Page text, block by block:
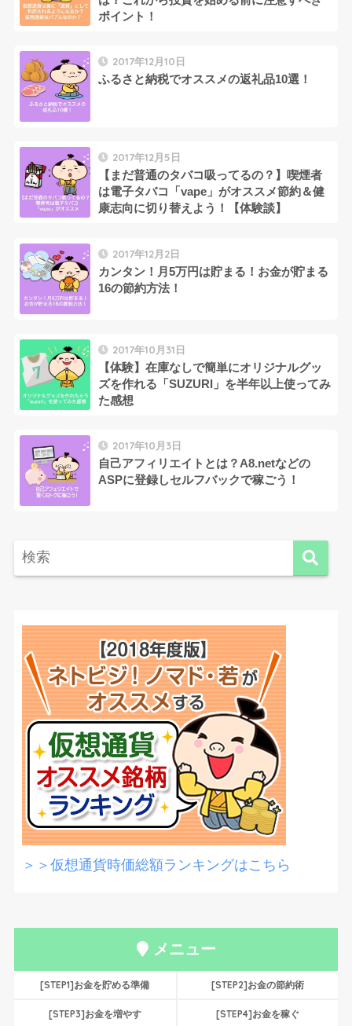
ポイント！
2017年12月10日
ふるさと納税でオススメの返礼品10選！
2017年12月5日
【まだ普通のタバコ吸ってるの？】喫煙者
は電子タバコ「vape」がオススメ節約＆健
康志向に切り替えよう！【体験談】
2017年12月2日
カンタン！月5万円は貯まる！お金が貯まる
16の節約方法！
2017年10月31日
【体験】在庫なしで簡単にオリジナルグッ
ズを作れる「SUZURI」を半年以上使ってみ
た感想
2017年10月3日
自己アフィリエイトとは？A8.netなどの
ASPに登録しセルフバックで稼ごう！
＞＞仮想通貨時価総額ランキングはこちら
メニュー
[STEP1]お金を貯める準備 [STEP2]お金の節約術
[STEP3]お金を増やす [STEP4]お金を稼ぐ